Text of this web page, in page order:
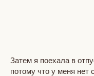
Затем я поехала в
потому что у меня нет